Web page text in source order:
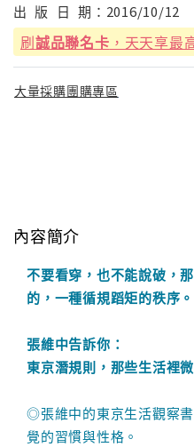
出 版 日 期： 2016/10/12
刷誠品聯名卡 ，天天享最
大量採購團購專區
內容簡介
不要看穿，也不能說破，
的，一種循規蹈矩的秩序。
張維中告訴你：
東京潛規則，那些生活裡
◎張維中的東京生活觀察
覺的習慣與性格。